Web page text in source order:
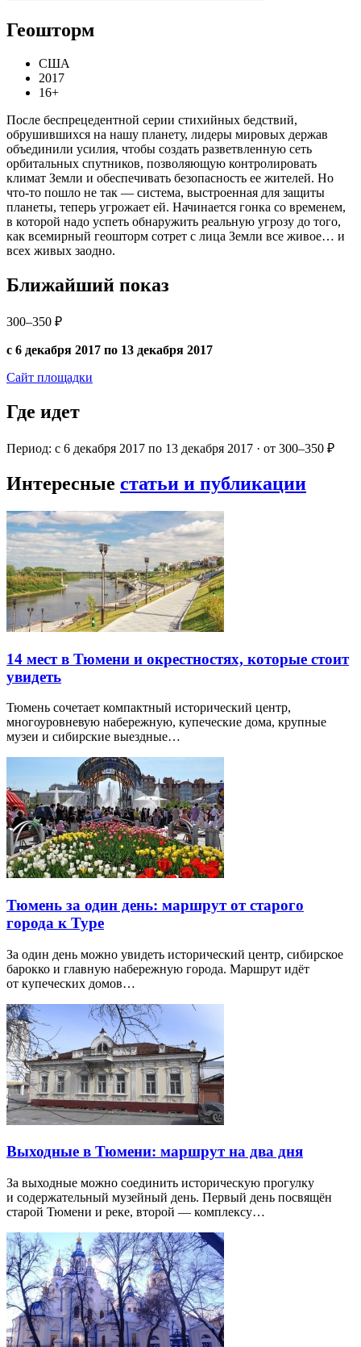
Геошторм
США
2017
16+
После беспрецедентной серии стихийных бедствий,
обрушившихся на нашу планету, лидеры мировых держав
объединили усилия, чтобы создать разветвленную сеть
орбитальных спутников, позволяющую контролировать
климат Земли и обеспечивать безопасность ее жителей. Но
что-то пошло не так — система, выстроенная для защиты
планеты, теперь угрожает ей. Начинается гонка со временем,
в которой надо успеть обнаружить реальную угрозу до того,
как всемирный геошторм сотрет с лица Земли все живое… и
всех живых заодно.
Ближайший показ
300–350 ₽
с 6 декабря 2017 по 13 декабря 2017
Сайт площадки
Где идет
Период: с 6 декабря 2017 по 13 декабря 2017 · от 300–350 ₽
Интересные статьи и публикации
14 мест в Тюмени и окрестностях, которые стоит
увидеть
Тюмень сочетает компактный исторический центр,
многоуровневую набережную, купеческие дома, крупные
музеи и сибирские выездные…
Тюмень за один день: маршрут от старого
города к Туре
За один день можно увидеть исторический центр, сибирское
барокко и главную набережную города. Маршрут идёт
от купеческих домов…
Выходные в Тюмени: маршрут на два дня
За выходные можно соединить историческую прогулку
и содержательный музейный день. Первый день посвящён
старой Тюмени и реке, второй — комплексу…